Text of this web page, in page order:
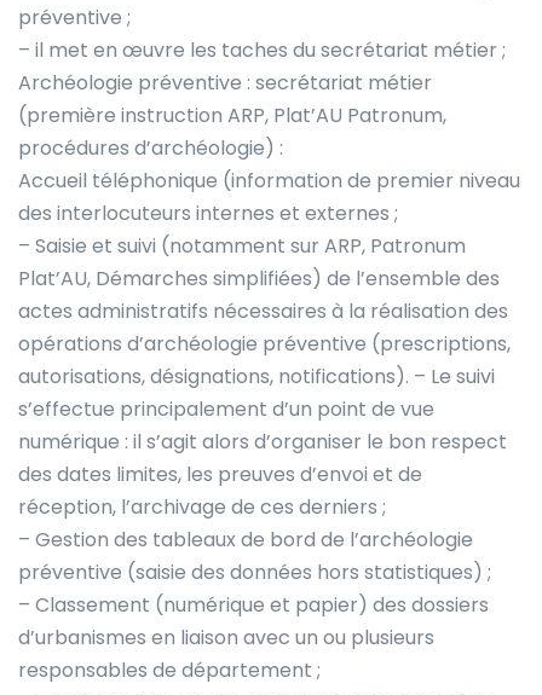
préventive ;
– il met en œuvre les taches du secrétariat métier ;
Archéologie préventive : secrétariat métier
(première instruction ARP, Plat’AU Patronum,
procédures d’archéologie) :
Accueil téléphonique (information de premier niveau
des interlocuteurs internes et externes ;
– Saisie et suivi (notamment sur ARP, Patronum
Plat’AU, Démarches simplifiées) de l’ensemble des
actes administratifs nécessaires à la réalisation des
opérations d’archéologie préventive (prescriptions,
autorisations, désignations, notifications). – Le suivi
s’effectue principalement d’un point de vue
numérique : il s’agit alors d’organiser le bon respect
des dates limites, les preuves d’envoi et de
réception, l’archivage de ces derniers ;
– Gestion des tableaux de bord de l’archéologie
préventive (saisie des données hors statistiques) ;
– Classement (numérique et papier) des dossiers
d’urbanismes en liaison avec un ou plusieurs
responsables de département ;